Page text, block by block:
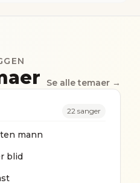
Se alle temaer →
22 sanger
mann
blid